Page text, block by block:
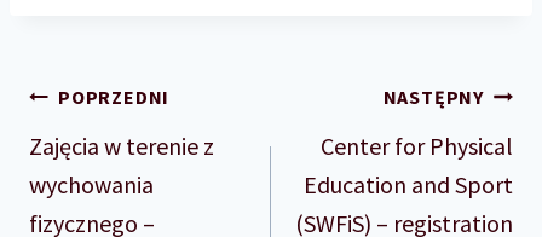
Nawigacja
wpisu
POPRZEDNI
Zajęcia w terenie z
wychowania
fizycznego –
NASTĘPNY
Center for Physical
Education and Sport
(SWFiS) – registration